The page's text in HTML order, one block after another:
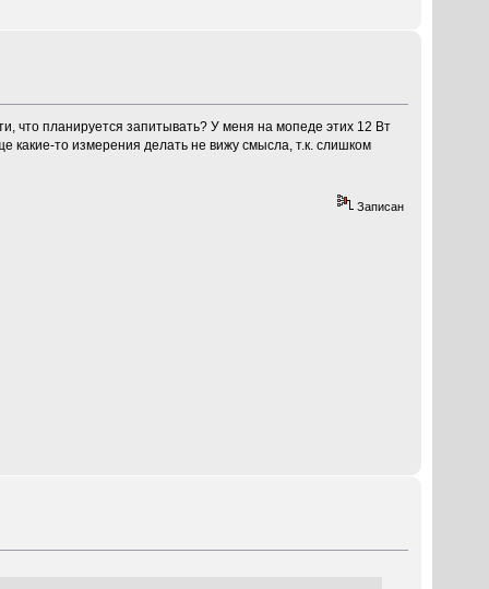
что планируется запитывать? У меня на мопеде этих 12 Вт
какие-то измерения делать не вижу смысла, т.к. слишком
Записан